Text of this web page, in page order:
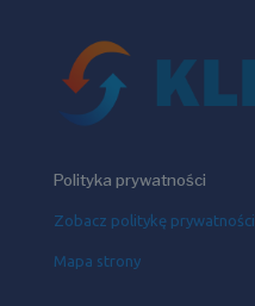
Polityka prywatności
Zobacz politykę prywatności
Mapa strony